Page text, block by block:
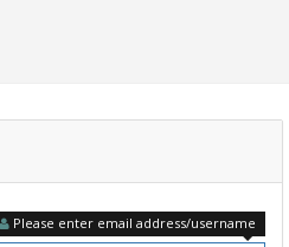
Please enter email address/username